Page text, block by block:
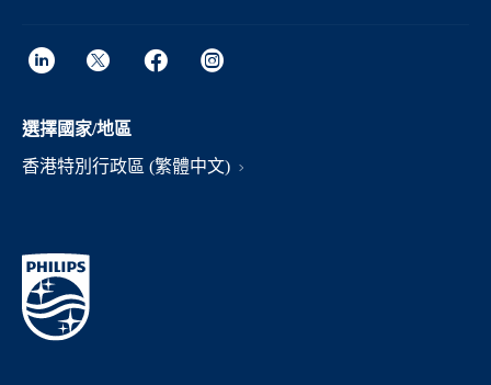
選擇國家/地區
香港特別行政區 (繁體中文)